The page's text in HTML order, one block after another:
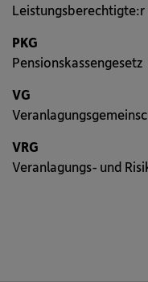
PKG
Pensionskassengesetz
VG
VRG
Veranlagungs- und